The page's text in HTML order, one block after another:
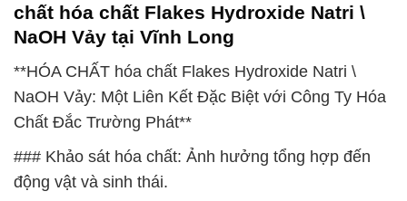
chất hóa chất Flakes Hydroxide Natri \
NaOH Vảy tại Vĩnh Long
**HÓA CHẤT hóa chất Flakes Hydroxide Natri \
NaOH Vảy: Một Liên Kết Đặc Biệt với Công Ty Hóa
Chất Đắc Trường Phát**
### Khảo sát hóa chất: Ảnh hưởng tổng hợp đến
động vật và sinh thái.